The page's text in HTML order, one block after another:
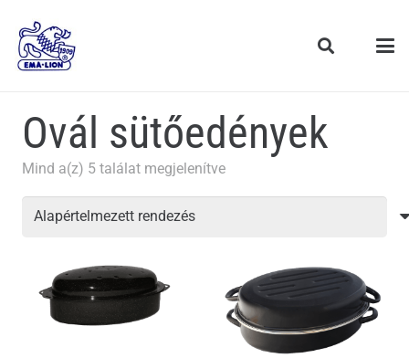
Ovál sütőedények
Mind a(z) 5 találat megjelenítve